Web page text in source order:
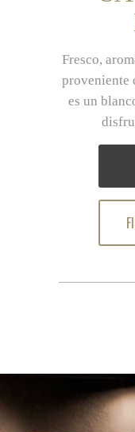
Fresco,
proveniente
es un